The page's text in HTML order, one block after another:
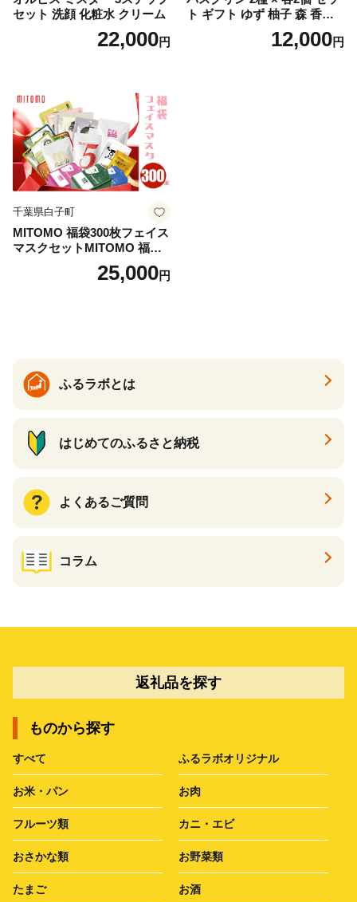
セット 洗顔 化粧水 クリーム
22,000円
ト ギフト ゆず 柚子 森 香り
日用品 お風呂 バス用品 温活
アロマ 香り まとめ買い静岡
12,000円
千葉県白子町
MITOMO 福袋300枚フェイス
マスクセットMITOMO 福袋3
00枚フェイスマスクセット
ふるさと納税 パック ファイ
25,000円
ふるラボとは
はじめてのふるさと納税
よくあるご質問
コラム
返礼品を探す
ものから探す
すべて ふるラボオリジナル
お米・パン お肉
フルーツ類 カニ・エビ
おさかな類 お野菜類
たまご お酒